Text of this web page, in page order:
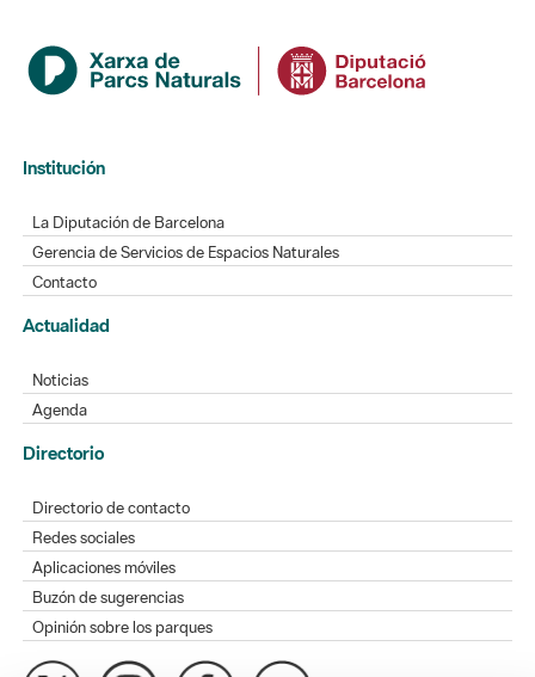
Institución
La Diputación de Barcelona
Gerencia de Servicios de Espacios Naturales
Contacto
Actualidad
Noticias
Agenda
Directorio
Directorio de contacto
Redes sociales
Aplicaciones móviles
Buzón de sugerencias
Opinión sobre los parques